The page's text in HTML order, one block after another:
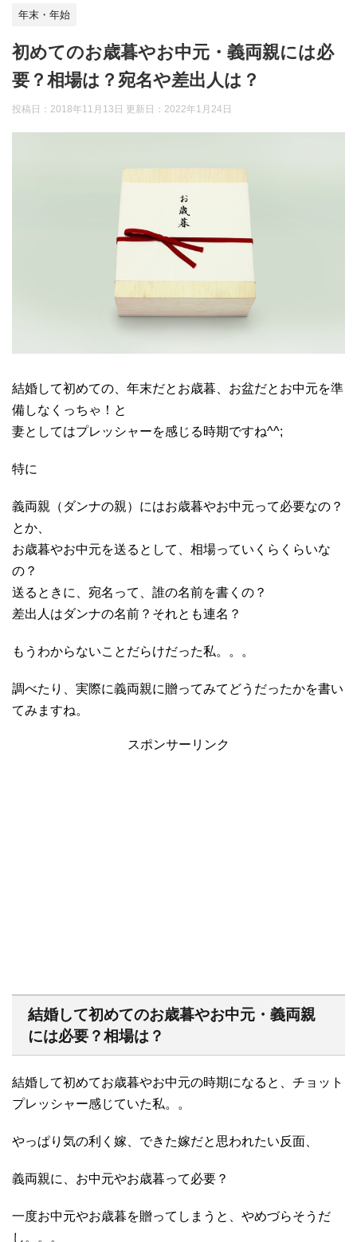
年末・年始
初めてのお歳暮やお中元・義両親には必
要？相場は？宛名や差出人は？
投稿日：2018年11月13日 更新日： 2022年1月24日
結婚して初めての、年末だとお歳暮、お盆だとお中元を準
備しなくっちゃ！と
妻としてはプレッシャーを感じる時期ですね^^;
特に
義両親（ダンナの親）にはお歳暮やお中元って必要なの？
とか、
お歳暮やお中元を送るとして、相場っていくらくらいな
の？
送るときに、宛名って、誰の名前を書くの？
差出人はダンナの名前？それとも連名？
もうわからないことだらけだった私。。。
調べたり、実際に義両親に贈ってみてどうだったかを書い
てみますね。
スポンサーリンク
結婚して初めてのお歳暮やお中元・義両親
には必要？相場は？
結婚して初めてお歳暮やお中元の時期になると、チョット
プレッシャー感じていた私。。
やっぱり気の利く嫁、できた嫁だと思われたい反面、
義両親に、お中元やお歳暮って必要？
一度お中元やお歳暮を贈ってしまうと、やめづらそうだ
し。。。